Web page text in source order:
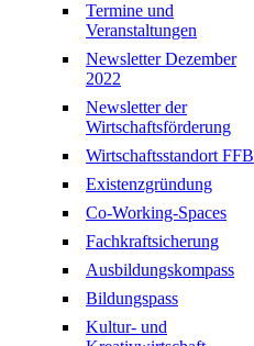
Termine und
Veranstaltungen
Newsletter Dezember
2022
Newsletter der
Wirtschaftsförderung
Wirtschaftsstandort FFB
Existenzgründung
Co-Working-Spaces
Fachkraftsicherung
Ausbildungskompass
Bildungspass
Kultur- und